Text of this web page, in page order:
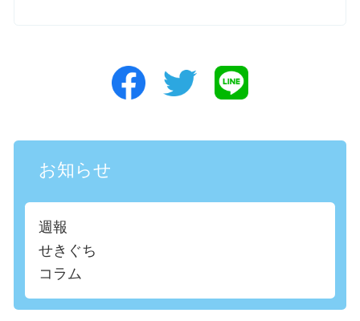
お知らせ
週報
せきぐち
コラム